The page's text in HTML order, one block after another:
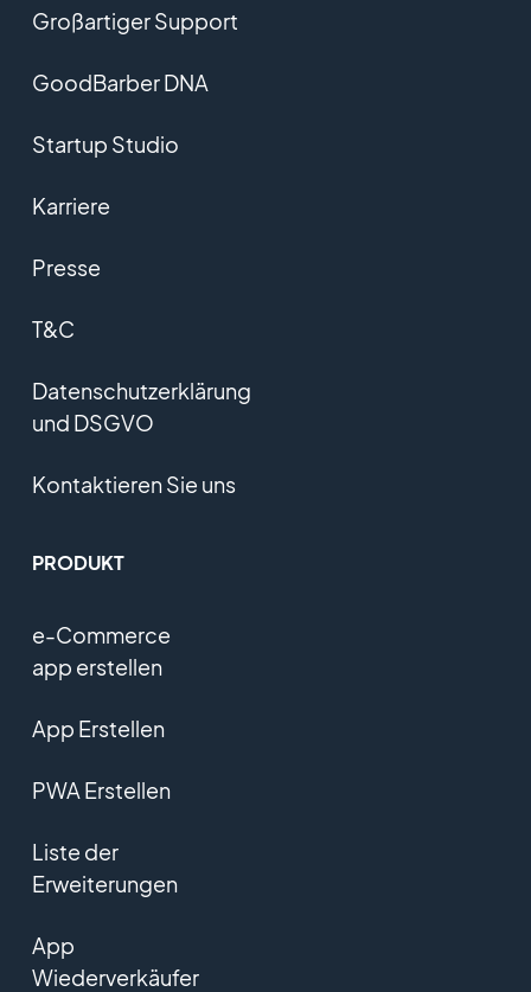
Großartiger Support
GoodBarber DNA
Startup Studio
Karriere
Presse
T&C
Datenschutzerklärung
und DSGVO
Kontaktieren Sie uns
PRODUKT
e-Commerce
app erstellen
App Erstellen
PWA Erstellen
Liste der
Erweiterungen
App
Wiederverkäufer